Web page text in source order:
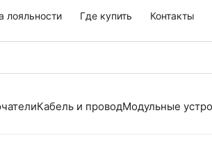
лояльности Где купить Контакты
Кабель и проводМодульные